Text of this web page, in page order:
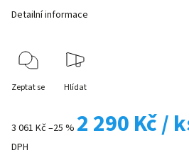
3 061 Kč–25 % 2 290 Kč/
DPH
Detailní informace
Zeptat se Hlídat